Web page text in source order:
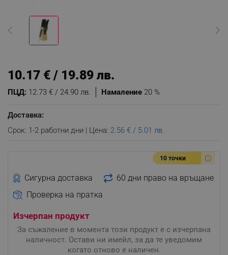
Намаление 20 %
ПЦД: 12.73 € / 24.90 лв.
10.17 € / 19.89 лв.
Доставка:
Срок: 1-2 работни дни | Цена: 2.56 € / 5.01 лв.
10 точки
Сигурна доставка
60 дни право на връщане
Проверка на пратка
Изчерпан продукт
За съжаление в момента този продукт е с изчерпана
наличност. Остави ни имейл, за да те уведомим
когато отново е наличен.